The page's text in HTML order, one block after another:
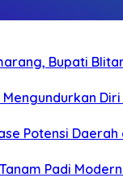
Bupati
Potensi
Padi